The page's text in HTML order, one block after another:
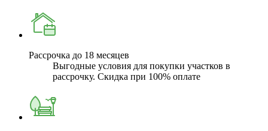
Рассрочка до 18 месяцев
Выгодные условия для покупки участков в
рассрочку. Скидка при 100% оплате